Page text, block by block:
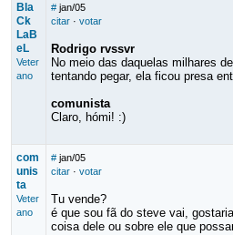
Bla
Ck
LaB
eL
Veter
ano
# jan/05
citar· votar
Rodrigo rvssvr
No meio das daquelas milhares
tentando pegar, ela ficou presa
comunista
Claro, hómi! :)
com
unis
ta
Veter
ano
# jan/05
citar· votar
Tu vende?
é que sou fã do steve vai,
coisa dele ou sobre ele que